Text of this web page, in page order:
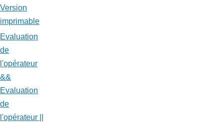
Version
imprimable
Evaluation
de
l'opérateur
&&
Evaluation
de
l'opérateur ||